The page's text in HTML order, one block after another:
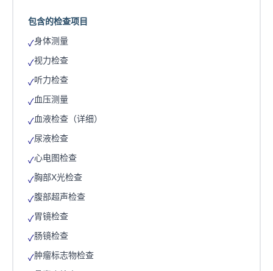
包含的检查项目
✓身体测量
✓视力检查
✓听力检查
✓血压测量
✓血液检查（详细）
✓尿液检查
✓心电图检查
✓胸部X光检查
✓腹部超声检查
✓胃镜检查
✓肠镜检查
✓肿瘤标志物检查